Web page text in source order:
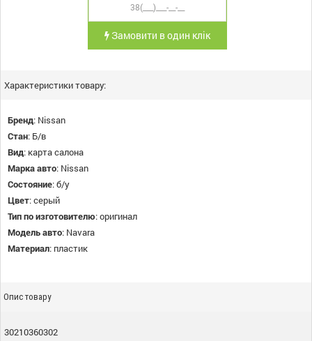
Замовити в один клік
Характеристики товару:
Бренд: Nissan
Стан: Б/в
Вид: карта салона
Марка авто: Nissan
Состояние:б/у
Цвет:серый
Тип по изготовителю:оригинал
Модель авто: Navara
Материал: пластик
Опис товару
30210360302